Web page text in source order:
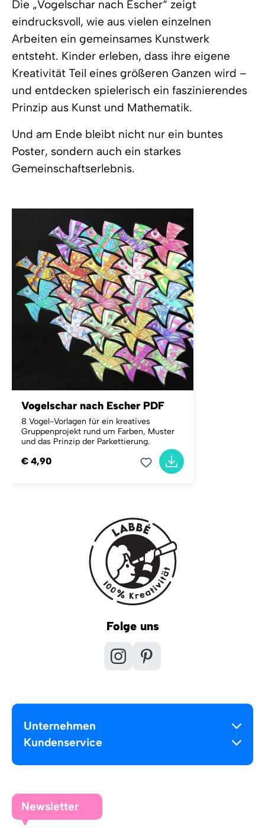
Die „Vogelschar nach Escher“ zeigt
eindrucksvoll, wie aus vielen einzelnen
Arbeiten ein gemeinsames Kunstwerk
entsteht. Kinder erleben, dass ihre eigene
Kreativität Teil eines größeren Ganzen wird –
und entdecken spielerisch ein faszinierendes
Prinzip aus Kunst und Mathematik.
Und am Ende bleibt nicht nur ein buntes
Poster, sondern auch ein starkes
Gemeinschaftserlebnis.
Vogelschar nach Escher PDF
8 Vogel-Vorlagen für ein kreatives
Gruppenprojekt rund um Farben, Muster
und das Prinzip der Parkettierung.
€ 4,90
Folge uns
Unternehmen
Kundenservice
Newsletter